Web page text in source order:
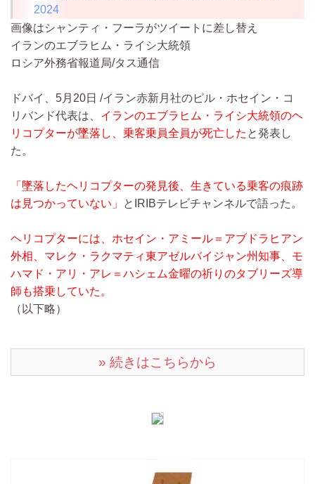
2024
画像はシャンティ・フーラがツイートに差し替え
イランのエブラヒム・ライシ大統領
ロシア外務省報道局/タス通信
ドバイ、5月20日 /イラン赤新月社のピル・ホセイン・コ
リバンド代表は、 イランのエブラヒム・ライシ大統領のヘ
リコプターが墜落し、乗客乗員全員が死亡した と発表し
た。
「墜落したヘリコプターの発見後、生きている乗客の痕跡
は見つかっていない」
とIRIBテレビチャンネルで語った。
ヘリコプターには、ホセイン・アミール＝アブドラヒアン
外相、マレク・ラクマティ東アゼルバイジャン州知事、モ
ハマド・アリ・アレ＝ハシェム金曜の祈りのタブリーズ導
師も搭乗していた。
（以下略）
» 続きはこちらから